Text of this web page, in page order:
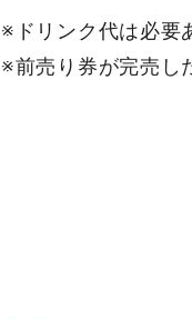
※ドリンク代は必要
※前売り券が完売し